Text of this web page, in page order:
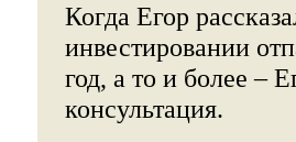
Когда Егор
инвестировании
год, а то и более –
консультация.